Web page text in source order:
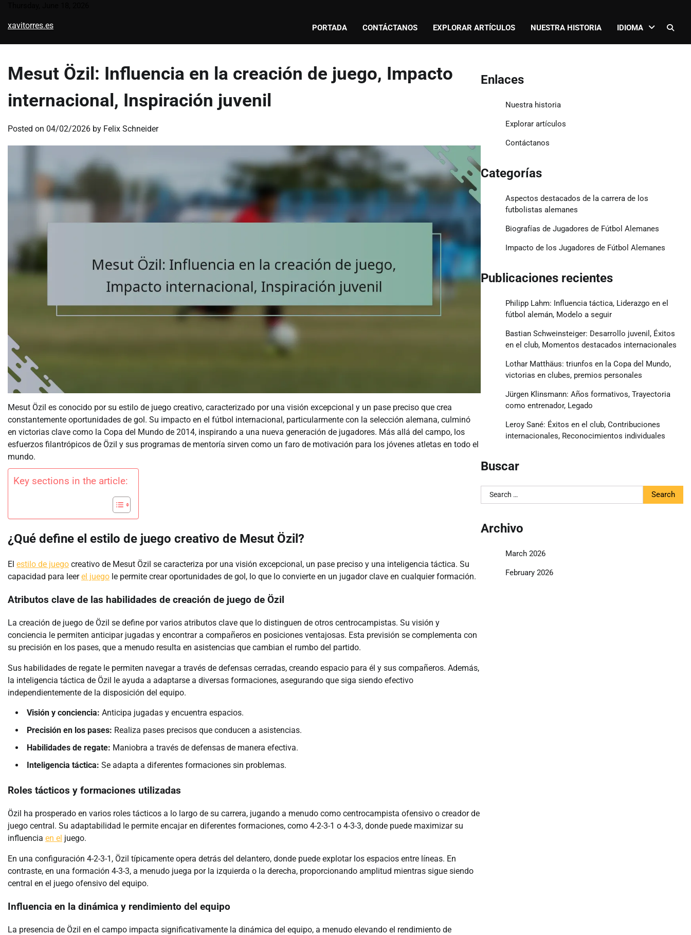
content
xavitorres.es PORTADA CONTÁCTANOS EXPLORAR ARTÍCULOS NUESTRA HISTORIA IDIOMA
Mesut Özil: Influencia en la creación de juego, Impacto
internacional, Inspiración juvenil
Posted on 04/02/2026 by Felix Schneider
Mesut Özil es conocido por su estilo de juego creativo, caracterizado por una visión excepcional y un pase preciso que crea
constantemente oportunidades de gol. Su impacto en el fútbol internacional, particularmente con la selección alemana, culminó
en victorias clave como la Copa del Mundo de 2014, inspirando a una nueva generación de jugadores. Más allá del campo, los
esfuerzos filantrópicos de Özil y sus programas de mentoría sirven como un faro de motivación para los jóvenes atletas en todo el
mundo.
Key sections in the article:
¿Qué define el estilo de juego creativo de Mesut Özil?
El estilo de juego creativo de Mesut Özil se caracteriza por una visión excepcional, un pase preciso y una inteligencia táctica. Su
capacidad para leerel juego le permite crear oportunidades de gol, lo que lo convierte en un jugador clave en cualquier formación.
Atributos clave de las habilidades de creación de juego de Özil
La creación de juego de Özil se define por varios atributos clave que lo distinguen de otros centrocampistas. Su visión y
conciencia le permiten anticipar jugadas y encontrar a compañeros en posiciones ventajosas. Esta previsión se complementa con
su precisión en los pases, que a menudo resulta en asistencias que cambian el rumbo del partido.
Sus habilidades de regate le permiten navegar a través de defensas cerradas, creando espacio para él y sus compañeros. Además,
la inteligencia táctica de Özil le ayuda a adaptarse a diversas formaciones, asegurando que siga siendo efectivo
independientemente de la disposición del equipo.
Visión y conciencia: Anticipa jugadas y encuentra espacios.
Precisión en los pases: Realiza pases precisos que conducen a asistencias.
Habilidades de regate: Maniobra a través de defensas de manera efectiva.
Inteligencia táctica: Se adapta a diferentes formaciones sin problemas.
Roles tácticos y formaciones utilizadas
Özil ha prosperado en varios roles tácticos a lo largo de su carrera, jugando a menudo como centrocampista ofensivo o creador de
juego central. Su adaptabilidad le permite encajar en diferentes formaciones, como 4-2-3-1 o 4-3-3, donde puede maximizar su
influencia en el juego.
En una configuración 4-2-3-1, Özil típicamente opera detrás del delantero, donde puede explotar los espacios entre líneas. En
contraste, en una formación 4-3-3, a menudo juega por la izquierda o la derecha, proporcionando amplitud mientras sigue siendo
central en el juego ofensivo del equipo.
Influencia en la dinámica y rendimiento del equipo
La presencia de Özil en el campo impacta significativamente la dinámica del equipo, a menudo elevando el rendimiento de
Enlaces
Nuestra historia
Explorar artículos
Contáctanos
Categorías
Aspectos destacados de la carrera de los
futbolistas alemanes
Biografías de Jugadores de Fútbol Alemanes
Impacto de los Jugadores de Fútbol Alemanes
Publicaciones recientes
Philipp Lahm: Influencia táctica, Liderazgo en el
fútbol alemán, Modelo a seguir
Bastian Schweinsteiger: Desarrollo juvenil, Éxitos
en el club, Momentos destacados internacionales
Lothar Matthäus: triunfos en la Copa del Mundo,
victorias en clubes, premios personales
Jürgen Klinsmann: Años formativos, Trayectoria
como entrenador, Legado
Leroy Sané: Éxitos en el club, Contribuciones
internacionales, Reconocimientos individuales
Buscar
Search
for:
Archivo
March 2026
February 2026